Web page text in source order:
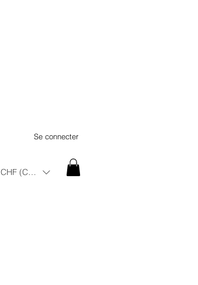
Se connecter
CHF (CHF)